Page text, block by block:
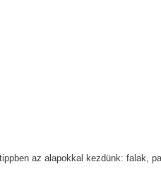
az alapokkal kezdünk: falak,